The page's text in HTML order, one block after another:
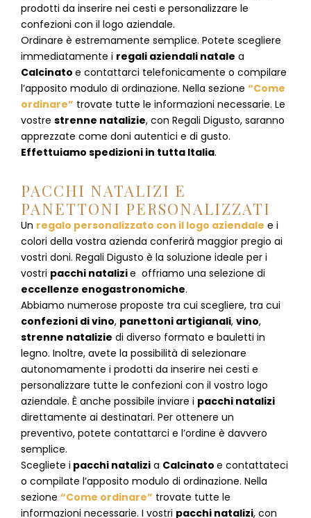
prodotti da inserire nei cesti e personalizzare le
confezioni con il logo aziendale.
Ordinare è estremamente semplice. Potete scegliere
immediatamente i regali aziendali natale a
Calcinato e contattarci telefonicamente o compilare
l’apposito modulo di ordinazione. Nella sezione “Come
ordinare” trovate tutte le informazioni necessarie. Le
vostre strenne natalizie, con Regali Digusto, saranno
apprezzate come doni autentici e di gusto.
Effettuiamo spedizioni in tutta Italia.
PACCHI NATALIZI E
PANETTONI PERSONALIZZATI
Un regalo personalizzato con il logo aziendale e i
colori della vostra azienda conferirà maggior pregio ai
vostri doni. Regali Digusto è la soluzione ideale per i
vostri pacchi natalizie offriamo una selezione di
eccellenze enogastronomiche.
Abbiamo numerose proposte tra cui scegliere, tra cui
confezioni di vino, panettoni artigianali, vino,
strenne natalizie di diverso formato e bauletti in
legno. Inoltre, avete la possibilità di selezionare
autonomamente i prodotti da inserire nei cesti e
personalizzare tutte le confezioni con il vostro logo
aziendale. È anche possibile inviare i pacchi natalizi
direttamente ai destinatari. Per ottenere un
preventivo, potete contattarci e l’ordine è davvero
semplice.
Scegliete i pacchi natalizi a Calcinato e contattateci
o compilate l’apposito modulo di ordinazione. Nella
sezione “Come ordinare” trovate tutte le
informazioni necessarie. I vostri pacchi natalizi, con